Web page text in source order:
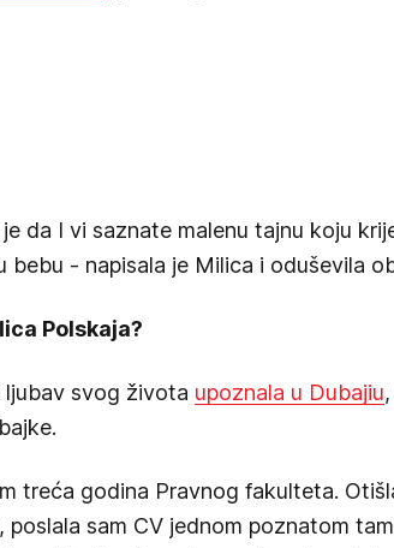
da I vi saznate malenu tajnu koju
bebu - napisala je Milica i oduševila
Polskaja?
ljubav svog života upoznala u Dubajiu
treća godina Pravnog fakulteta.
poslala sam CV jednom poznatom